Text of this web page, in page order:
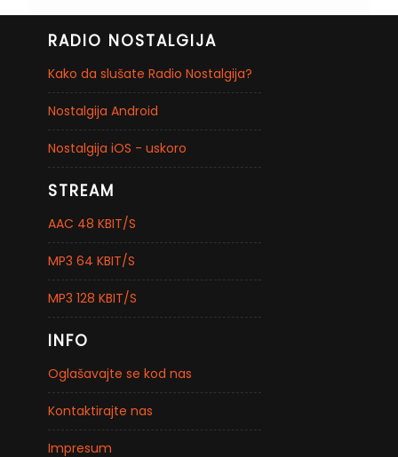
RADIO NOSTALGIJA
Kako da slušate Radio Nostalgija?
Nostalgija Android
Nostalgija iOS - uskoro
STREAM
AAC 48 KBIT/S
MP3 64 KBIT/S
MP3 128 KBIT/S
INFO
Oglašavajte se kod nas
Kontaktirajte nas
Impresum